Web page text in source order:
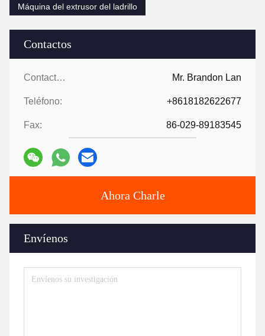
Contactos
Contactos: Mr. Brandon Lan
Teléfono: +8618182622677
Fax: 86-029-89183545
Ahora Charle
Envíenos
Máquina del extrusor del ladrillo